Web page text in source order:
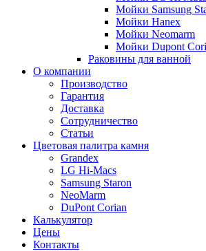
Мойки Samsung
Мойки Hanex
Мойки Neomarm
Мойки Dupont
Раковины для ванной
О компании
Производство
Гарантия
Доставка
Сотрудничество
Статьи
Цветовая палитра камня
Grandex
LG Hi-Macs
Samsung Staron
NeoMarm
DuPont Corian
Калькулятор
Цены
Контакты